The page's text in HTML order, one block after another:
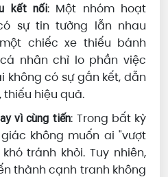
kết nối: Một nhóm hoạt
sự tin tưởng lẫn nhau
chiếc xe thiếu bánh
nhân chỉ lo phần việc
không có sự gắn kết, dẫn
hiệu quả.
vì cùng tiến: Trong bất kỳ
không muốn ai "vượt
tránh khỏi. Tuy nhiên,
thành cạnh tranh không